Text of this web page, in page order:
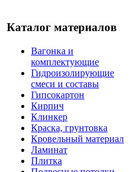
Каталог материалов
Вагонка и
комплектующие
Гидроизолирующие
смеси и составы
Гипсокартон
Кирпич
Клинкер
Краска, грунтовка
Кровельный материал
Ламинат
Плитка